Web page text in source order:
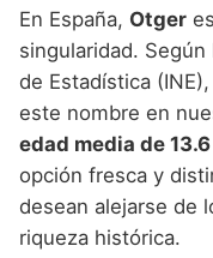
Nombres
Nombres
Nombres
Nombres
Nombres
En España, Otger
singularidad.
de Estadística
este nombre en
edad media de
opción fresca y
desean alejarse de
riqueza histórica.